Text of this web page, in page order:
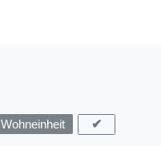
Wohneinheit ✔